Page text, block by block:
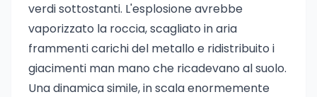
verdi sottostanti. L'esplosione avrebbe
vaporizzato la roccia, scagliato in aria
frammenti carichi del metallo e ridistribuito i
giacimenti man mano che ricadevano al suolo.
Una dinamica simile, in scala enormemente